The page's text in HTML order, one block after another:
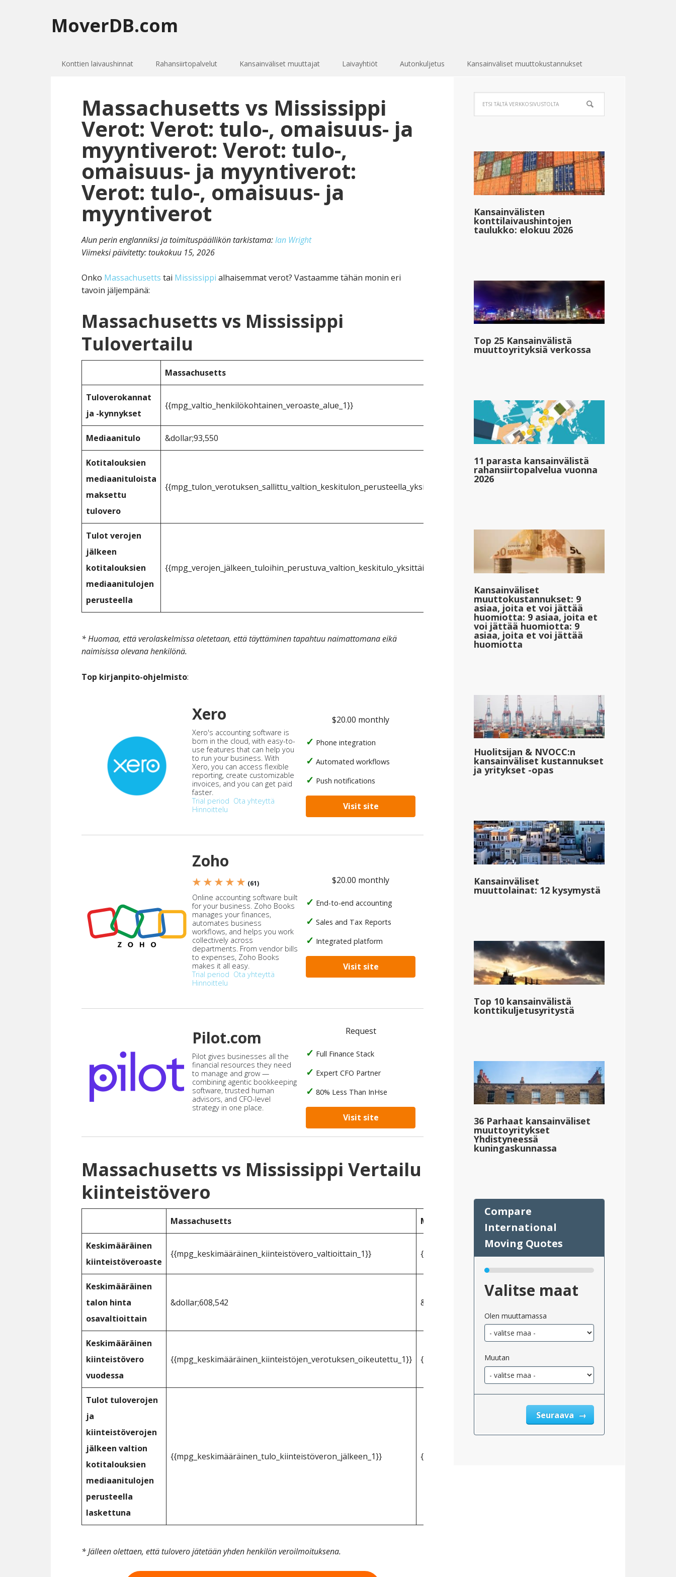
MoverDB.com
Konttien laivaushinnat Rahansiirtopalvelut Kansainväliset muuttajat Laivayhtiöt Autonkuljetus Kansainväliset muuttokustannukset
Massachusetts vs Mississippi
Verot: Verot: tulo-, omaisuus- ja
myyntiverot: Verot: tulo-,
omaisuus- ja myyntiverot:
Verot: tulo-, omaisuus- ja
myyntiverot
Alun perin englanniksi ja toimituspäällikön tarkistama:Ian Wright
Viimeksi päivitetty:toukokuu 15, 2026
Onko Massachusetts tai Mississippi alhaisemmat verot? Vastaamme tähän monin eri
tavoin jäljempänä:
Massachusetts vs Mississippi
Tulovertailu
Massachusetts
Tuloverokannat
ja -kynnykset
{{mpg_valtio_henkilökohtainen_veroaste_alue_1}} {{mpg_valtio_henkilökohtainen_veroaste_alue_2}}
Mediaanitulo &dollar;93,550 &dollar;48,610
Kotitalouksien
mediaanituloista
maksettu
tulovero
{{mpg_tulon_verotuksen_sallittu_valtion_keskitulon_perusteella_yksittäinen_1}}
Tulot verojen
jälkeen
kotitalouksien
mediaanitulojen
perusteella
{{mpg_verojen_jälkeen_tuloihin_perustuva_valtion_keskitulo_yksittäinen_1}}
* Huomaa, että verolaskelmissa oletetaan, että täyttäminen tapahtuu naimattomana eikä
naimisissa olevana henkilönä.
Top kirjanpito-ohjelmisto:
Xero
Xero's accounting software is
born in the cloud, with easy-to-
use features that can help you
to run your business. With
Xero, you can access flexible
reporting, create customizable
invoices, and you can get paid
faster.
Trial period Ota yhteyttä
Hinnoittelu
$20.00 monthly
Phone integration
Automated workflows
Push notifications
Visit site
Zoho
★ ★ ★ ★ ★ (61)
Online accounting software built
for your business. Zoho Books
manages your finances,
automates business
workflows, and helps you work
collectively across
departments. From vendor bills
to expenses, Zoho Books
makes it all easy.
Trial period Ota yhteyttä
Hinnoittelu
$20.00 monthly
End-to-end accounting
Sales and Tax Reports
Integrated platform
Visit site
Pilot.com
Pilot gives businesses all the
financial resources they need
to manage and grow —
combining agentic bookkeeping
software, trusted human
advisors, and CFO-level
strategy in one place.
Request
Full Finance Stack
Expert CFO Partner
80% Less Than InHse
Visit site
Massachusetts vs Mississippi Vertailu
kiinteistövero
Massachusetts Mississippi
Keskimääräinen
kiinteistöveroaste
{{mpg_keskimääräinen_kiinteistövero_valtioittain_1}} {{mpg_keskimääräinen_kiinteistövero_valtioittain_2}}
Keskimääräinen
talon hinta
osavaltioittain
&dollar;608,542 &dollar;171,998
Keskimääräinen
kiinteistövero
vuodessa
{{mpg_keskimääräinen_kiinteistöjen_verotuksen_oikeutettu_1}} {{mpg_keskimääräinen_kiinteistöjen_verotukseen_oikeutettu_2}}
Tulot tuloverojen
ja
kiinteistöverojen
jälkeen valtion
kotitalouksien
mediaanitulojen
perusteella
laskettuna
{{mpg_keskimääräinen_tulo_kiinteistöveron_jälkeen_1}} {{mpg_keskimääräinen_tulo_kiinteistöveron_jälkeen_2}}
* Jälleen olettaen, että tulovero jätetään yhden henkilön veroilmoituksena.
Kansainvälisten
konttilaivaushintojen
taulukko: elokuu 2026
Top 25 Kansainvälistä
muuttoyrityksiä verkossa
11 parasta kansainvälistä
rahansiirtopalvelua vuonna
2026
Kansainväliset
muuttokustannukset: 9
asiaa, joita et voi jättää
huomiotta: 9 asiaa, joita et
voi jättää huomiotta: 9
asiaa, joita et voi jättää
huomiotta
Huolitsijan & NVOCC:n
kansainväliset kustannukset
ja yritykset -opas
Kansainväliset
muuttolainat: 12 kysymystä
Top 10 kansainvälistä
konttikuljetusyritystä
36 Parhaat kansainväliset
muuttoyritykset
Yhdistyneessä
kuningaskunnassa
Valitse maat
Olen muuttamassa
Muutan
Seuraava